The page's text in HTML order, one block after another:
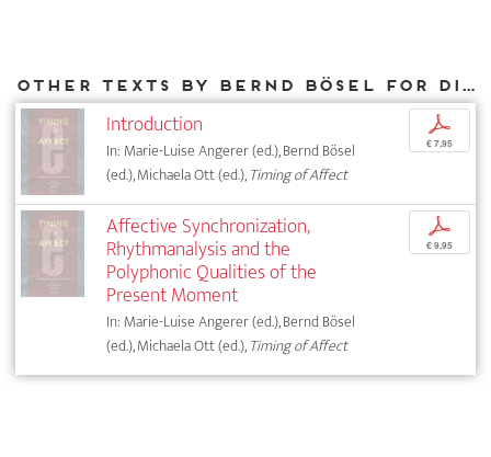
Other texts by Bernd Bösel for DIAPHANES
Introduction
In: Marie-Luise Angerer (ed.), Bernd Bösel
(ed.), Michaela Ott (ed.),Timing of Affect
p
€ 7,95
Affective Synchronization,
Rhythmanalysis and the
Polyphonic Qualities of the
Present Moment
In: Marie-Luise Angerer (ed.), Bernd Bösel
(ed.), Michaela Ott (ed.),Timing of Affect
p
€ 9,95